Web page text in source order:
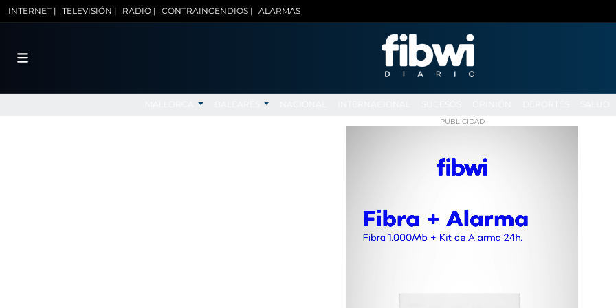
INTERNET | TELEVISIÓN | RADIO | CONTRAINCENDIOS | ALARMAS